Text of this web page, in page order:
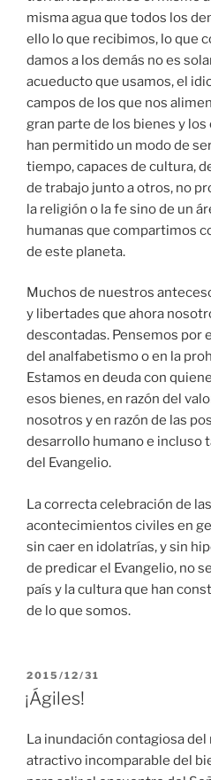
misma agua que todos los
ello lo que recibimos, lo que
damos a los demás no es
acueducto que usamos, el
campos de los que nos
gran parte de los bienes y
han permitido un modo de
tiempo, capaces de cultura,
de trabajo junto a otros, no
la religión o la fe sino de un
humanas que compartimos
de este planeta.
Muchos de nuestros
y libertades que ahora
descontadas. Pensemos por
del analfabetismo o en la
Estamos en deuda con
esos bienes, en razón del
nosotros y en razón de las
desarrollo humano e incluso
del Evangelio.
La correcta celebración de
acontecimientos civiles en
sin caer en idolatrías, y sin
de predicar el Evangelio, no
país y la cultura que han
de lo que somos.
PUBLICADO
EL
2015/12/31
¡Ágiles!
La inundación contagiosa del
atractivo incomparable del